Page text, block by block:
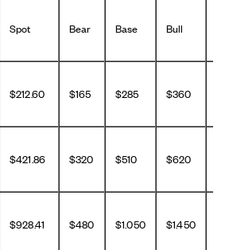
Spot Bear Base Bull
$212.60 $165 $285 $360
$421.86 $320 $510 $620
$928.41 $480 $1.050 $1.450